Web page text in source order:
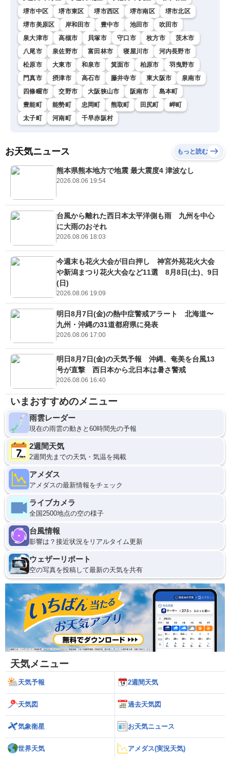
堺市中区
堺市東区 堺市西区 堺市南区
堺市北区
堺市美原区
岸和田市 豊中市 池田市
吹田市
泉大津市
高槻市 貝塚市 守口市 枚方市
茨木市
八尾市
泉佐野市 富田林市 寝屋川市
河内長野市
松原市
大東市 和泉市 箕面市 柏原市
羽曳野市
門真市
摂津市 高石市 藤井寺市 東大阪市
泉南市
四條畷市
交野市 大阪狭山市 阪南市
島本町
豊能町
能勢町 忠岡町 熊取町 田尻町
岬町
太子町
河南町 千早赤阪村
お天気ニュース もっと読む
熊本県熊本地方で地震 最大震度4 津波なし
2026.08.06 19:54
台風から離れた西日本太平洋側も雨 九州を中心
に大雨のおそれ
2026.08.06 18:03
今週末も花火大会が目白押し 神宮外苑花火大会
や新潟まつり花火大会など11選 8月8日(土)、9日
(日)
2026.08.06 19:09
明日8月7日(金)の熱中症警戒アラート 北海道〜
九州・沖縄の31道都府県に発表
2026.08.06 17:00
明日8月7日(金)の天気予報 沖縄、奄美を台風13
号が直撃 西日本から北日本は暑さ警戒
2026.08.06 16:40
いまおすすめのメニュー
雨雲レーダー
現在の雨雲の動きと60時間先の予報
2週間天気
2週間先までの天気・気温を掲載
アメダス
アメダスの最新情報をチェック
ライブカメラ
全国2500地点の空の様子
台風情報
影響は？接近状況をリアルタイム更新
ウェザーリポート
空の写真を投稿して最新の天気を共有
天気メニュー
天気予報 2週間天気
天気図 過去天気図
気象衛星 お天気ニュース
世界天気 アメダス(実況天気)